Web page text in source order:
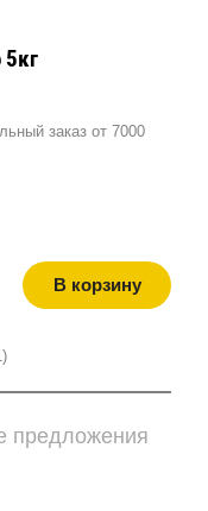
заказ от 7000
В корзину
предложения